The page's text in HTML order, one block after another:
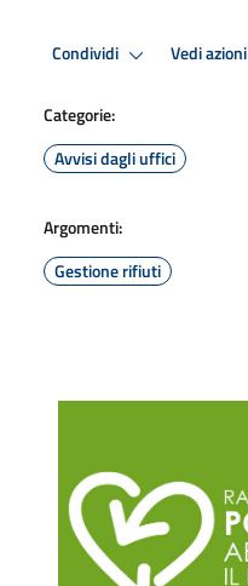
Condividi Vedi azioni
Categorie:
Avvisi dagli uffici
Argomenti:
Gestione rifiuti